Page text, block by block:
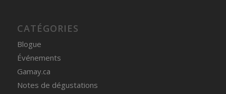
CATÉGORIES
Blogue
Événements
Gamay.ca
Notes de dégustations